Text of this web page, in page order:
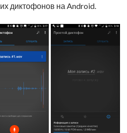
диктофонов на Android.